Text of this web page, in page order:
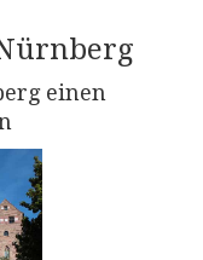
einen